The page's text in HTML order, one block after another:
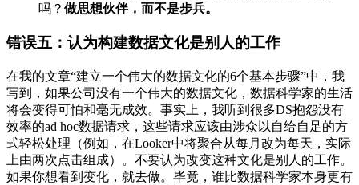
吗？ 做思想伙伴，而不是步兵。
错误五：认为构建数据文化是别人的工作
在我的文章“建立一个伟大的数据文化的6个基本步骤”中，我
写到，如果公司没有一个伟大的数据文化，数据科学家的生活
将会变得可怕和毫无成效。事实上，我听到很多DS抱怨没有
效率的ad hoc数据请求，这些请求应该由涉众以自给自足的方
式轻松处理（例如，在Looker中将聚合从每月改为每天，实际
上由两次点击组成）。不要认为改变这种文化是别人的工作。
如果你想看到变化，就去做。毕竟，谁比数据科学家本身更有